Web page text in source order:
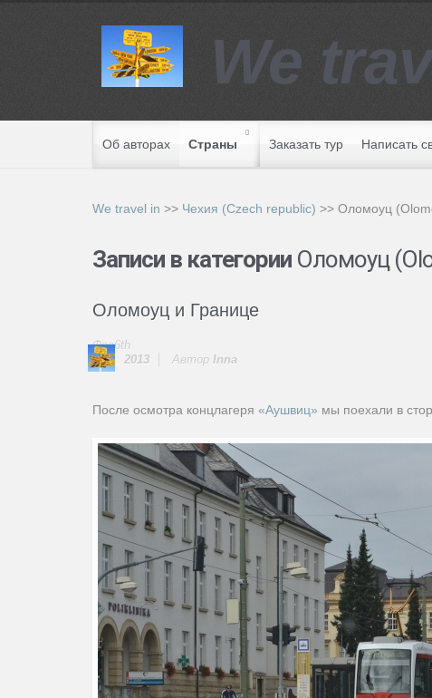
We
Об авторах Страны Заказать тур Написать
We travel in >> Чехия (Czech republic) >> Оломоуц
Записи в категории Оломоуц
Оломоуц и Границе
Фев6th
2013
Автор Innа
После осмотра концлагеря «Аушвиц» мы поехали в